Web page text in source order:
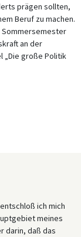
prägen sollten,
Beruf zu machen.
Sommersemester
an der
„Die große Politik
ich mich
meines
darin, daß das